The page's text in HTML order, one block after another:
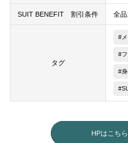
SUIT BENEFIT 割引条件 全品
タグ
#
#
#
HPはこちら